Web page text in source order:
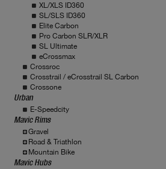
XL/XLS ID360
SL/SLS ID360
Elite Carbon
Pro Carbon SLR/XLR
SL Ultimate
eCrossmax
Crossroc
Crosstrail / eCrosstrail SL Carbon
Crossone
Urban
E-Speedcity
Mavic Rims
Gravel
Road & Triathlon
Mountain Bike
Mavic Hubs